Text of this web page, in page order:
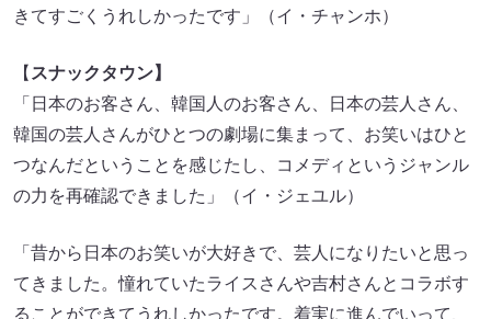
きてすごくうれしかったです」（イ・チャンホ）
【 スナックタウン】
「日本のお客さん、韓国人のお客さん、日本の芸人さん、
韓国の芸人さんがひとつの劇場に集まって、お笑いはひと
つなんだということを感じたし、コメディというジャンル
の力を再確認できました」（イ・ジェユル）
「昔から日本のお笑いが大好きで、芸人になりたいと思っ
てきました。憧れていたライスさんや吉村さんとコラボす
ることができてうれしかったです。着実に進んでいって、